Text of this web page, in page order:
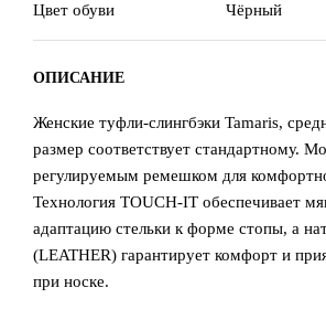
Цвет обуви
Чёрный
ОПИСАНИЕ
Женские туфли-слингбэки Tamaris,
размер соответствует стандартному.
регулируемым ремешком для
Технология TOUCH-IT обеспечивает
адаптацию стельки к форме стопы, а
(LEATHER) гарантирует комфорт и
при носке.